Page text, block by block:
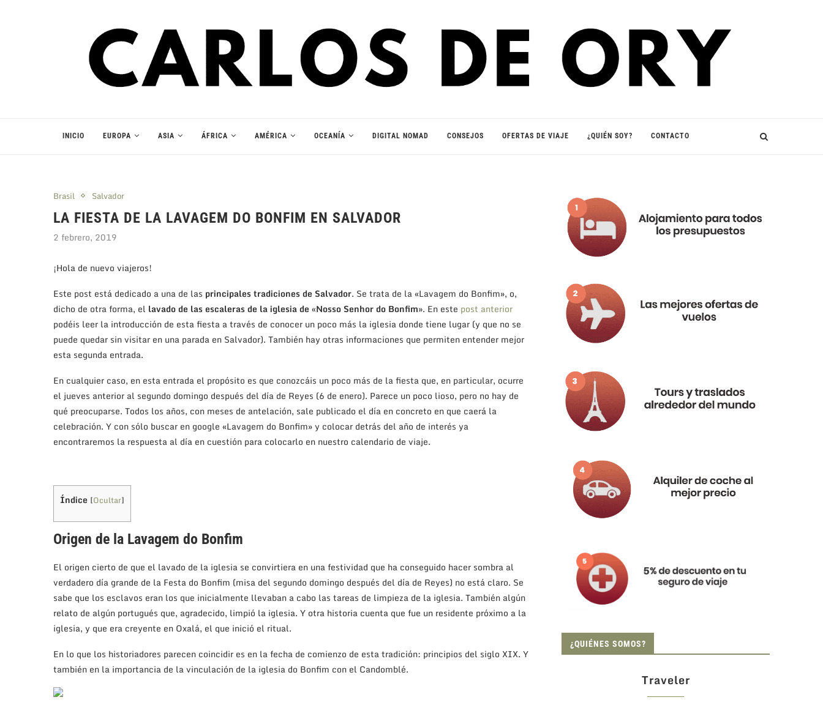
INICIO EUROPA ASIA ÁFRICA AMÉRICA OCEANÍA DIGITAL NOMAD CONSEJOS OFERTAS DE VIAJE ¿QUIÉN SOY? CONTACTO
Brasil Salvador
LA FIESTA DE LA LAVAGEM DO BONFIM EN SALVADOR
2 febrero, 2019
¡Hola de nuevo viajeros!
Este post está dedicado a una de las principales tradiciones de Salvador. Se trata de la «Lavagem do Bonfim», o,
dicho de otra forma, el lavado de las escaleras de la iglesia de «Nosso Senhor do Bonfim». En este post anterior
podéis leer la introducción de esta fiesta a través de conocer un poco más la iglesia donde tiene lugar (y que no se
puede quedar sin visitar en una parada en Salvador). También hay otras informaciones que permiten entender mejor
esta segunda entrada.
En cualquier caso, en esta entrada el propósito es que conozcáis un poco más de la fiesta que, en particular, ocurre
el jueves anterior al segundo domingo después del día de Reyes (6 de enero). Parece un poco lioso, pero no hay de
qué preocuparse. Todos los años, con meses de antelación, sale publicado el día en concreto en que caerá la
celebración. Y con sólo buscar en google «Lavagem do Bonfim» y colocar detrás del año de interés ya
encontraremos la respuesta al día en cuestión para colocarlo en nuestro calendario de viaje.
Índice [Ocultar]
Origen de la Lavagem do Bonfim
El origen cierto de que el lavado de la iglesia se convirtiera en una festividad que ha conseguido hacer sombra al
verdadero día grande de la Festa do Bonfim (misa del segundo domingo después del día de Reyes) no está claro. Se
sabe que los esclavos eran los que inicialmente llevaban a cabo las tareas de limpieza de la iglesia. También algún
relato de algún portugués que, agradecido, limpió la iglesia. Y otra historia cuenta que fue un residente próximo a la
iglesia, y que era creyente en Oxalá, el que inició el ritual.
En lo que los historiadores parecen coincidir es en la fecha de comienzo de esta tradición: principios del siglo XIX. Y
también en la importancia de la vinculación de la iglesia do Bonfim con el Candomblé.
¿QUIÉNES SOMOS?
Traveler